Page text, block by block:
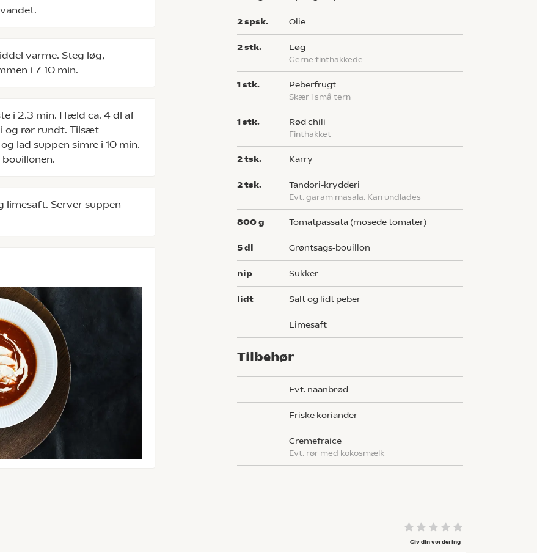
varme. Steg løg,
i 7-10 min.
i 2.3 min. Hæld ca. 4 dl af
og rør rundt. Tilsæt
lad suppen simre i 10 min.
limesaft. Server suppen
2spsk. olie
2stk. løg
Gerne finthakkede
1stk. peberfrugt
Skær i små tern
1stk. rød chili
Finthakket
2tsk. karry
2tsk. tandori-krydderi
evt. garam masala. Kan undlades
800g tomatpassata (mosede tomater)
5dl grøntsags-bouillon
nip sukker
lidt salt og lidt peber
limesaft
Tilbehør
evt. naanbrød
Friske koriander
cremefraice
evt. rør med kokosmælk
Giv din vurdering